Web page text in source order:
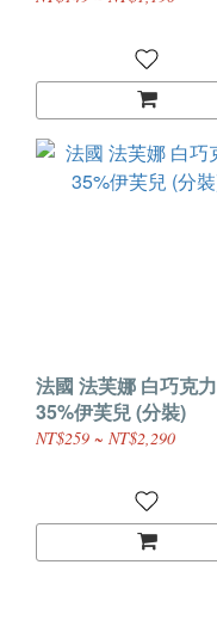
法國 法芙娜 白巧克力
35%伊芙兒 (分裝)
NT$259 ~ NT$2,290